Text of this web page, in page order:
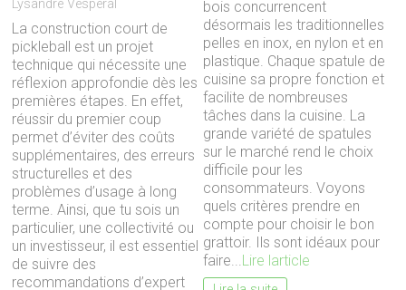
Lysandre Vesperal
La construction court de
pickleball est un projet
technique qui nécessite une
réflexion approfondie dès les
premières étapes. En effet,
réussir du premier coup
permet d’éviter des coûts
supplémentaires, des erreurs
structurelles et des
problèmes d’usage à long
terme. Ainsi, que tu sois un
particulier, une collectivité ou
un investisseur, il est essentiel
de suivre des
recommandations d’expert
bois concurrencent
désormais les traditionnelles
pelles en inox, en nylon et en
plastique. Chaque spatule de
cuisine sa propre fonction et
facilite de nombreuses
tâches dans la cuisine. La
grande variété de spatules
sur le marché rend le choix
difficile pour les
consommateurs. Voyons
quels critères prendre en
compte pour choisir le bon
grattoir. Ils sont idéaux pour
faire...Lire larticle